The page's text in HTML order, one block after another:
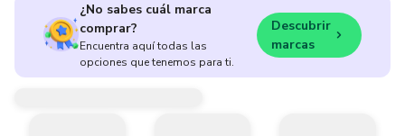
¿No sabes cuál marca
comprar?
Encuentra aquí todas las
opciones que tenemos para ti.
Descubrir
marcas